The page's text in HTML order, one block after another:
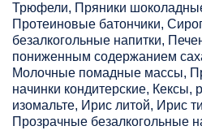
Трюфели, Пряники
Протеиновые батончики,
безалкогольные напитки,
пониженным содержанием
Молочные помадные массы,
начинки кондитерские, Кексы,
изомальте, Ирис литой, Ирис
Прозрачные безалкогольные